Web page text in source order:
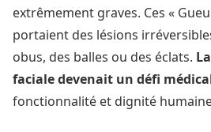
extrêmement graves. Ces «
portaient des lésions
obus, des balles ou des éclats.
faciale devenait un défi
fonctionnalité et dignité